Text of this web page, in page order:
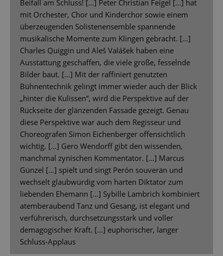
Beifall am Schluss! […] Peter Christian Feigel […] hat
mit Orchester, Chor und Kinderchor sowie einem
überzeugenden Solistenensemble spannende
musikalische Momente zum Klingen gebracht. […]
Charles Quiggin und Aleš Valášek haben eine
Ausstattung geschaffen, die viele große, fesselnde
Bilder baut. […] Mit der raffiniert genutzten
Bühnentechnik gelingt immer wieder auch der Blick
„hinter die Kulissen“, wird die Perspektive auf der
Rückseite der glänzenden Fassade gezeigt. Genau
diese Perspektive war auch dem Regisseur und
Choreografen Simon Eichenberger offensichtlich
wichtig. [...] Gero Wendorff gibt den wissenden,
manchmal zynischen Kommentator. [...] Marcus
Günzel […] spielt und singt Perón souverän und
wechselt glaubwürdig vom harten Diktator zum
liebenden Ehemann […] Sybille Lambrich kombiniert
atemberaubend Tanz und Gesang, ist elegant und
verführerisch, durchsetzungsstark und voller
demagogischer Kraft. […] euphorischer, langer
Schluss-Applaus